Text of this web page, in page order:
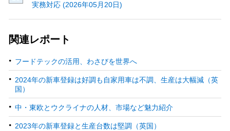
実務対応 (2026年05月20日)
関連レポート
フードテックの活用、わさびを世界へ
2024年の新車登録は好調も自家用車は不調、生産は大幅減（英
国）
中・東欧とウクライナの人材、市場など魅力紹介
2023年の新車登録と生産台数は堅調（英国）